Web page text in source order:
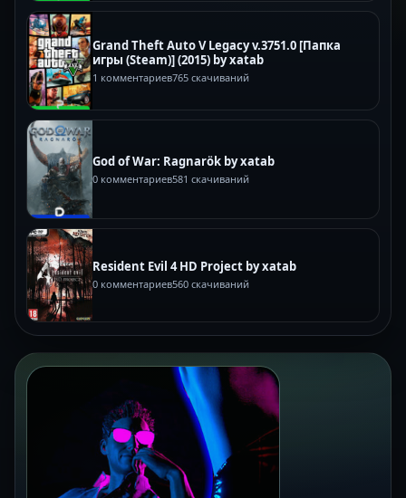
Grand Theft Auto V Legacy v.3751.0 [Папка
игры (Steam)] (2015) by xatab
1 комментариев765 скачиваний
God of War: Ragnarök by xatab
0 комментариев581 скачиваний
Resident Evil 4 HD Project by xatab
0 комментариев560 скачиваний